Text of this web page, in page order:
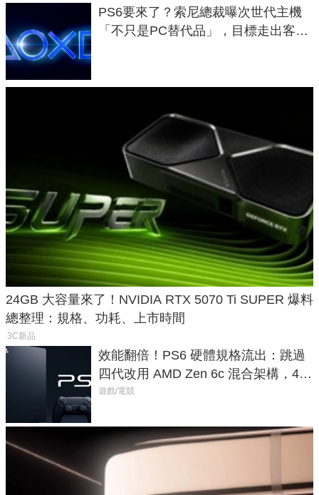
PS6要來了？索尼總裁曝次世代主機
「不只是PC替代品」，目標走出客
24GB 大容量來了！NVIDIA RTX 5070 Ti SUPER 爆料
總整理：規格、功耗、上市時間
3C新品
效能翻倍！PS6 硬體規格流出：跳過
四代改用 AMD Zen 6c 混合架構，4K
120fps 與全光追時代來臨
遊戲/電競